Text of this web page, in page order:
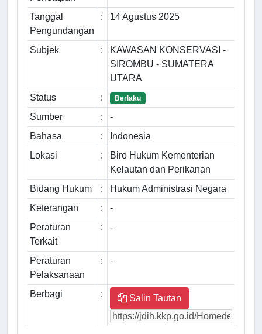
Tanggal
Pengundangan
: 14 Agustus 2025
Subjek :
KAWASAN KONSERVASI -
SIROMBU - SUMATERA
UTARA
Status
: Berlaku
Sumber :
-
Bahasa
:
Indonesia
Lokasi
:
Biro Hukum Kementerian
Kelautan dan Perikanan
Bidang Hukum
:
Hukum Administrasi Negara
Keterangan
:
-
Peraturan
Terkait
: -
Peraturan
Pelaksanaan
: -
Berbagi : Salin Tautan